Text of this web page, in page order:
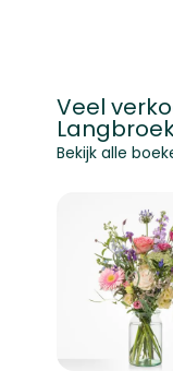
Veel
Navigeren
Druk om
Bekijk alle